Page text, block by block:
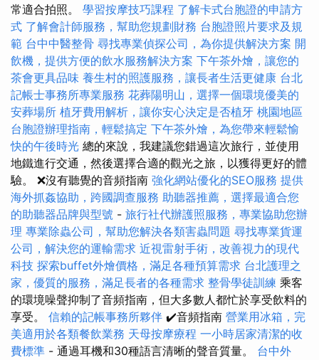
常適合拍照。 學習按摩技巧課程 了解卡式台胞證的申請方
式 了解會計師服務，幫助您規劃財務 台胞證照片要求及規
範 台中中醫整骨 尋找專業偵探公司，為你提供解決方案 開
飲機，提供方便的飲水服務解決方案 下午茶外燴，讓您的
茶會更具品味 養生村的照護服務，讓長者生活更健康 台北
記帳士事務所專業服務 花葬陽明山，選擇一個環境優美的
安葬場所 植牙費用解析，讓你安心決定是否植牙 桃園地區
台胞證辦理指南，輕鬆搞定 下午茶外燴，為您帶來輕鬆愉
快的午後時光 總的來說，我建議您錯過這次旅行，並使用
地鐵進行交通，然後選擇合適的觀光之旅，以獲得更好的體
驗。 ❌沒有聽覺的音頻指南 強化網站優化的SEO服務 提供
海外抓姦協助，跨國調查服務 助聽器推薦，選擇最適合您
的助聽器品牌與型號 - 旅行社代辦護照服務，專業協助您辦
理 專業除蟲公司，幫助您解決各類害蟲問題 尋找專業貨運
公司，解決您的運輸需求 近視雷射手術，改善視力的現代
科技 探索buffet外燴價格，滿足各種預算需求 台北護理之
家，優質的服務，滿足長者的各種需求 整骨學徒訓練 乘客
的環境噪聲抑制了音頻指南，但大多數人都忙於享受飲料的
享受。 信賴的記帳事務所夥伴 ✔️音頻指南 營業用冰箱，完
美適用於各類餐飲業務 天母按摩療程 一小時居家清潔的收
費標準 - 通過耳機和30種語言清晰的聲音質量。 台中外